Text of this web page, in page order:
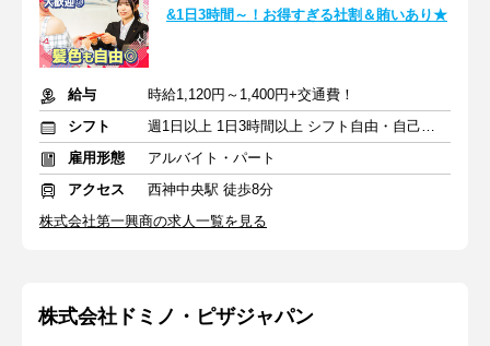
&1日3時間～！お得すぎる社割＆賄いあり★
給与
時給1,120円～1,400円+交通費！
シフト
週1日以上 1日3時間以上 シフト自由・自己申告
雇用形態
アルバイト・パート
アクセス
西神中央駅 徒歩8分
株式会社第一興商の求人一覧を見る
株式会社ドミノ・ピザジャパン